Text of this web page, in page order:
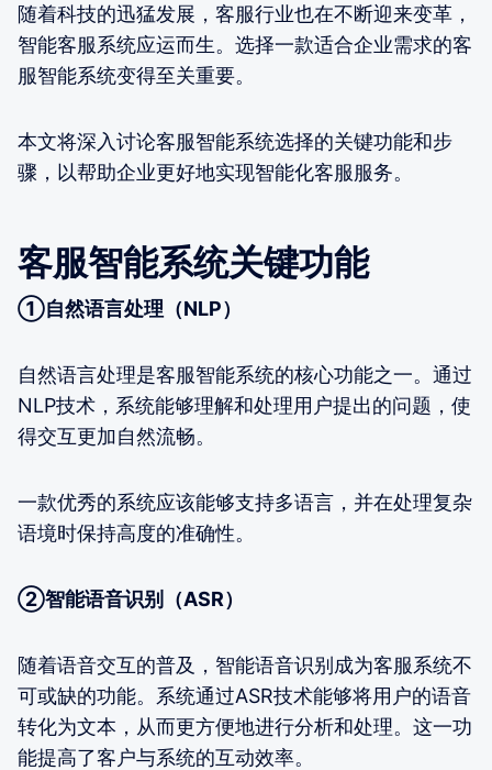
随着科技的迅猛发展，客服行业也在不断迎来变革，
智能客服系统应运而生。选择一款适合企业需求的客
服智能系统变得至关重要。
本文将深入讨论客服智能系统选择的关键功能和步
骤，以帮助企业更好地实现智能化客服服务。
客服智能系统关键功能
①自然语言处理（NLP）
自然语言处理是客服智能系统的核心功能之一。通过
NLP技术，系统能够理解和处理用户提出的问题，使
得交互更加自然流畅。
一款优秀的系统应该能够支持多语言，并在处理复杂
语境时保持高度的准确性。
②智能语音识别（ASR）
随着语音交互的普及，智能语音识别成为客服系统不
可或缺的功能。系统通过ASR技术能够将用户的语音
转化为文本，从而更方便地进行分析和处理。这一功
能提高了客户与系统的互动效率。